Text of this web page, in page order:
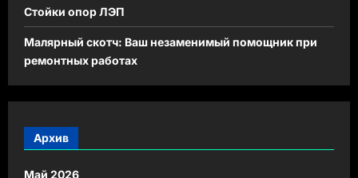
Стойки опор ЛЭП
Малярный скотч: Ваш незаменимый помощник при
ремонтных работах
Архив
Май 2026